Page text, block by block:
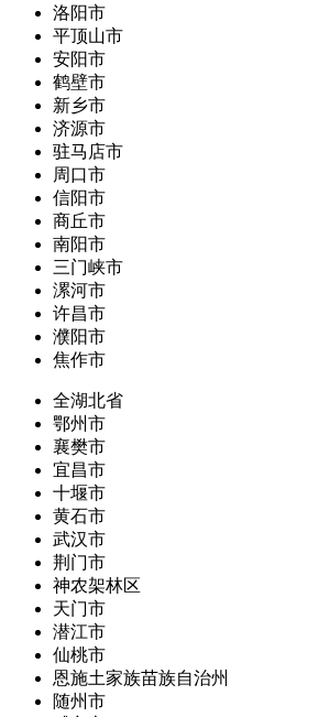
洛阳市
平顶山市
安阳市
鹤壁市
新乡市
济源市
驻马店市
周口市
信阳市
商丘市
南阳市
三门峡市
漯河市
许昌市
濮阳市
焦作市
全湖北省
鄂州市
襄樊市
宜昌市
十堰市
黄石市
武汉市
荆门市
神农架林区
天门市
潜江市
仙桃市
恩施土家族苗族自治州
随州市